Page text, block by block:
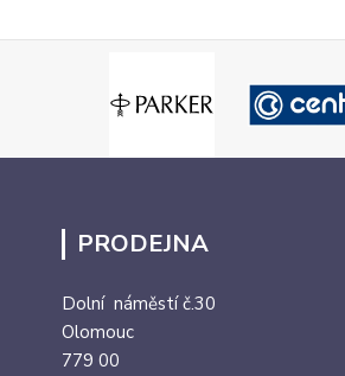
PRODEJNA
Dolní náměstí č.30
Olomouc
779 00